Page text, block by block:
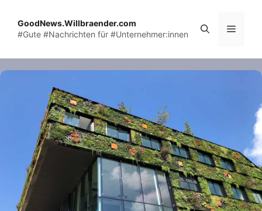
content
GoodNews.Willbraender.com
#Gute #Nachrichten für #Unternehmer:innen
Menu